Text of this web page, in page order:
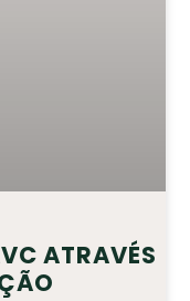
ATRAVÉS